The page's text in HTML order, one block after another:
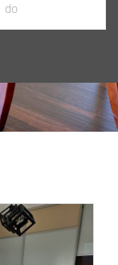
Skup